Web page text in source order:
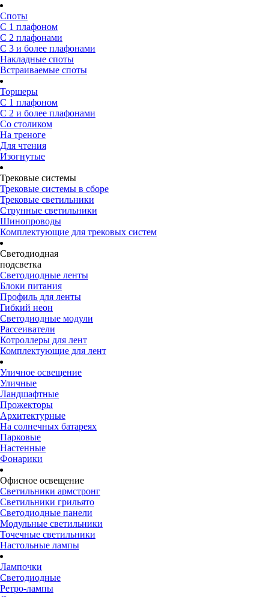
Споты
С 1 плафоном
С 2 плафонами
С 3 и более плафонами
Накладные споты
Встраиваемые споты
Торшеры
С 1 плафоном
С 2 и более плафонами
Со столиком
На треноге
Для чтения
Изогнутые
Трековые системы
Трековые системы в сборе
Трековые светильники
Струнные светильники
Шинопроводы
Комплектующие для трековых систем
Светодиодная
подсветка
Светодиодные ленты
Блоки питания
Профиль для ленты
Гибкий неон
Светодиодные модули
Рассеиватели
Котроллеры для лент
Комплектующие для лент
Уличное освещение
Уличные
Ландшафтные
Прожекторы
Архитектурные
На солнечных батареях
Парковые
Настенные
Фонарики
Офисное освещение
Светильники армстронг
Светильники грильято
Светодиодные панели
Модульные светильники
Точечные светильники
Настольные лампы
Лампочки
Светодиодные
Ретро-лампы